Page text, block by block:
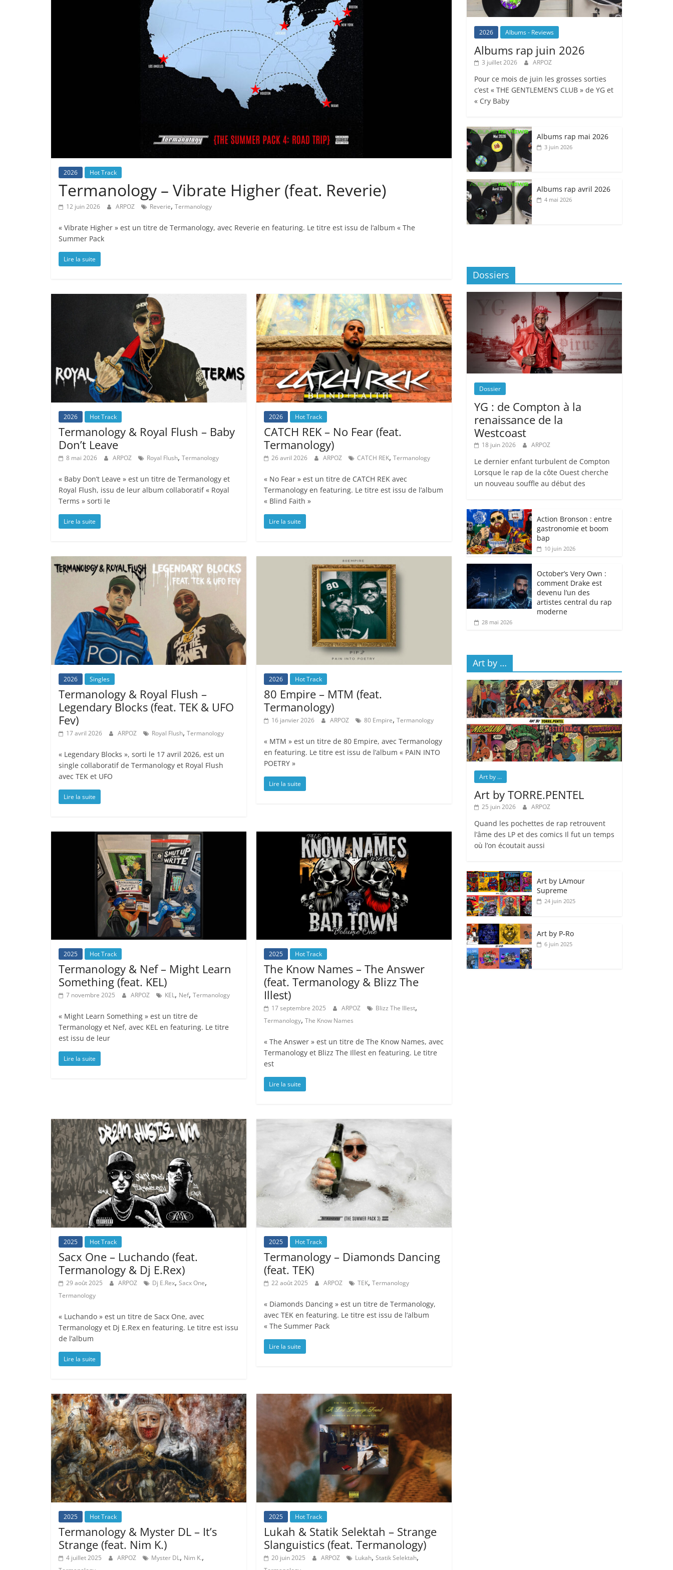
2026 Hot Track
Termanology – Vibrate Higher (feat. Reverie)
12 juin 2026 ARPOZ Reverie, Termanology
« Vibrate Higher » est un titre de Termanology, avec Reverie en featuring. Le titre est issu de l’album « The
Summer Pack
Lire la suite
2026 Hot Track
Termanology & Royal Flush – Baby
Don’t Leave
8 mai 2026 ARPOZ Royal Flush, Termanology
« Baby Don’t Leave » est un titre de Termanology et
Royal Flush, issu de leur album collaboratif « Royal
Terms » sorti le
Lire la suite
2026 Hot Track
CATCH REK – No Fear (feat.
Termanology)
26 avril 2026 ARPOZ CATCH REK,Termanology
« No Fear » est un titre de CATCH REK avec
Termanology en featuring. Le titre est issu de l’album
« Blind Faith »
Lire la suite
2026 Singles
Termanology & Royal Flush –
Legendary Blocks (feat. TEK & UFO
Fev)
17 avril 2026 ARPOZ Royal Flush, Termanology
« Legendary Blocks », sorti le 17 avril 2026, est un
single collaboratif de Termanology et Royal Flush
avec TEK et UFO
Lire la suite
2026 Hot Track
80 Empire – MTM (feat.
Termanology)
16 janvier 2026 ARPOZ 80 Empire,Termanology
« MTM » est un titre de 80 Empire, avec Termanology
en featuring. Le titre est issu de l’album « PAIN INTO
POETRY »
Lire la suite
2025 Hot Track
Termanology & Nef – Might Learn
Something (feat. KEL)
7 novembre 2025 ARPOZ KEL, Nef, Termanology
« Might Learn Something » est un titre de
Termanology et Nef, avec KEL en featuring. Le titre
est issu de leur
Lire la suite
2025 Hot Track
The Know Names – The Answer
(feat. Termanology & Blizz The
Illest)
17 septembre 2025 ARPOZ Blizz The Illest,
Termanology,The Know Names
« The Answer » est un titre de The Know Names, avec
Termanology et Blizz The Illest en featuring. Le titre
est
Lire la suite
2025 Hot Track
Sacx One – Luchando (feat.
Termanology & Dj E.Rex)
29 août 2025 ARPOZ Dj E.Rex, Sacx One,
Termanology
« Luchando » est un titre de Sacx One, avec
Termanology et Dj E.Rex en featuring. Le titre est issu
de l’album
Lire la suite
2025 Hot Track
Termanology – Diamonds Dancing
(feat. TEK)
22 août 2025 ARPOZ TEK,Termanology
« Diamonds Dancing » est un titre de Termanology,
avec TEK en featuring. Le titre est issu de l’album
« The Summer Pack
Lire la suite
2025 Hot Track
Termanology & Myster DL – It’s
Strange (feat. Nim K.)
4 juillet 2025 ARPOZ Myster DL, Nim K.,
2025 Hot Track
Lukah & Statik Selektah – Strange
Slanguistics (feat. Termanology)
20 juin 2025 ARPOZ Lukah,Statik Selektah,
2026 Albums - Reviews
Albums rap juin 2026
3 juillet 2026 ARPOZ
Pour ce mois de juin les grosses sorties
c’est « THE GENTLEMEN’S CLUB » de YG et
« Cry Baby
Albums rap mai 2026
3 juin 2026
Albums rap avril 2026
4 mai 2026
Dossiers
Dossier
YG : de Compton à la
renaissance de la
Westcoast
18 juin 2026 ARPOZ
Le dernier enfant turbulent de Compton
Lorsque le rap de la côte Ouest cherche
un nouveau souffle au début des
Action Bronson : entre
gastronomie et boom
bap
10 juin 2026
October’s Very Own :
comment Drake est
devenu l’un des
artistes central du rap
moderne
28 mai 2026
Art by …
Art by ...
Art by TORRE.PENTEL
25 juin 2026 ARPOZ
Quand les pochettes de rap retrouvent
l’âme des LP et des comics Il fut un temps
où l’on écoutait aussi
Art by LAmour
Supreme
24 juin 2025
Art by P‑Ro
6 juin 2025